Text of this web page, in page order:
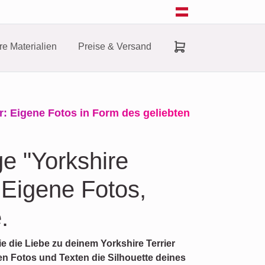
Materialien Preise & Versand
Eigene Fotos in Form des geliebten
"Yorkshire
Fotos,
die Liebe zu deinem Yorkshire Terrier
Fotos und Texten die Silhouette deines